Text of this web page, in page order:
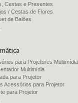
Cestas e Presentes
/ Cestas de Flores
de Balões
para Projetores Multimídia
Multimídia
para Projetor
Acessórios para Projetor
para Projetor